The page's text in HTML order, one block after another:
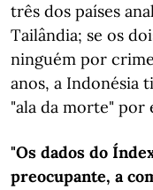
três dos países
Tailândia; se os
ninguém por
anos, a Indonésia
"ala da morte" por
"Os dados do
preocupante, a